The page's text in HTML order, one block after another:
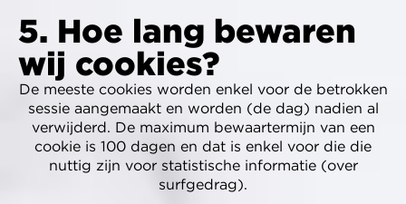
5. Hoe lang bewaren
wij cookies?
De meeste cookies worden enkel voor de betrokken
sessie aangemaakt en worden (de dag) nadien al
verwijderd. De maximum bewaartermijn van een
cookie is 100 dagen en dat is enkel voor die die
nuttig zijn voor statistische informatie (over
surfgedrag).